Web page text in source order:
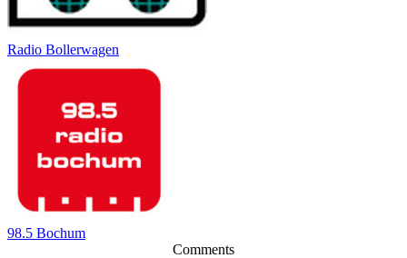
Radio Bollerwagen
98.5 Bochum
Comments